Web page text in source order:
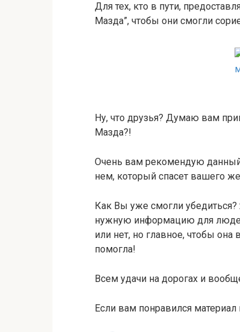
Для тех, кто в пути,
Мазда”, чтобы они смогли
Ну, что друзья? Думаю вам
Мазда?!
Очень вам рекомендую
нем, который спасет вашего
Как Вы уже смогли
нужную информацию для
или нет, но главное, чтобы
помогла!
Всем удачи на дорогах и
Если вам понравился